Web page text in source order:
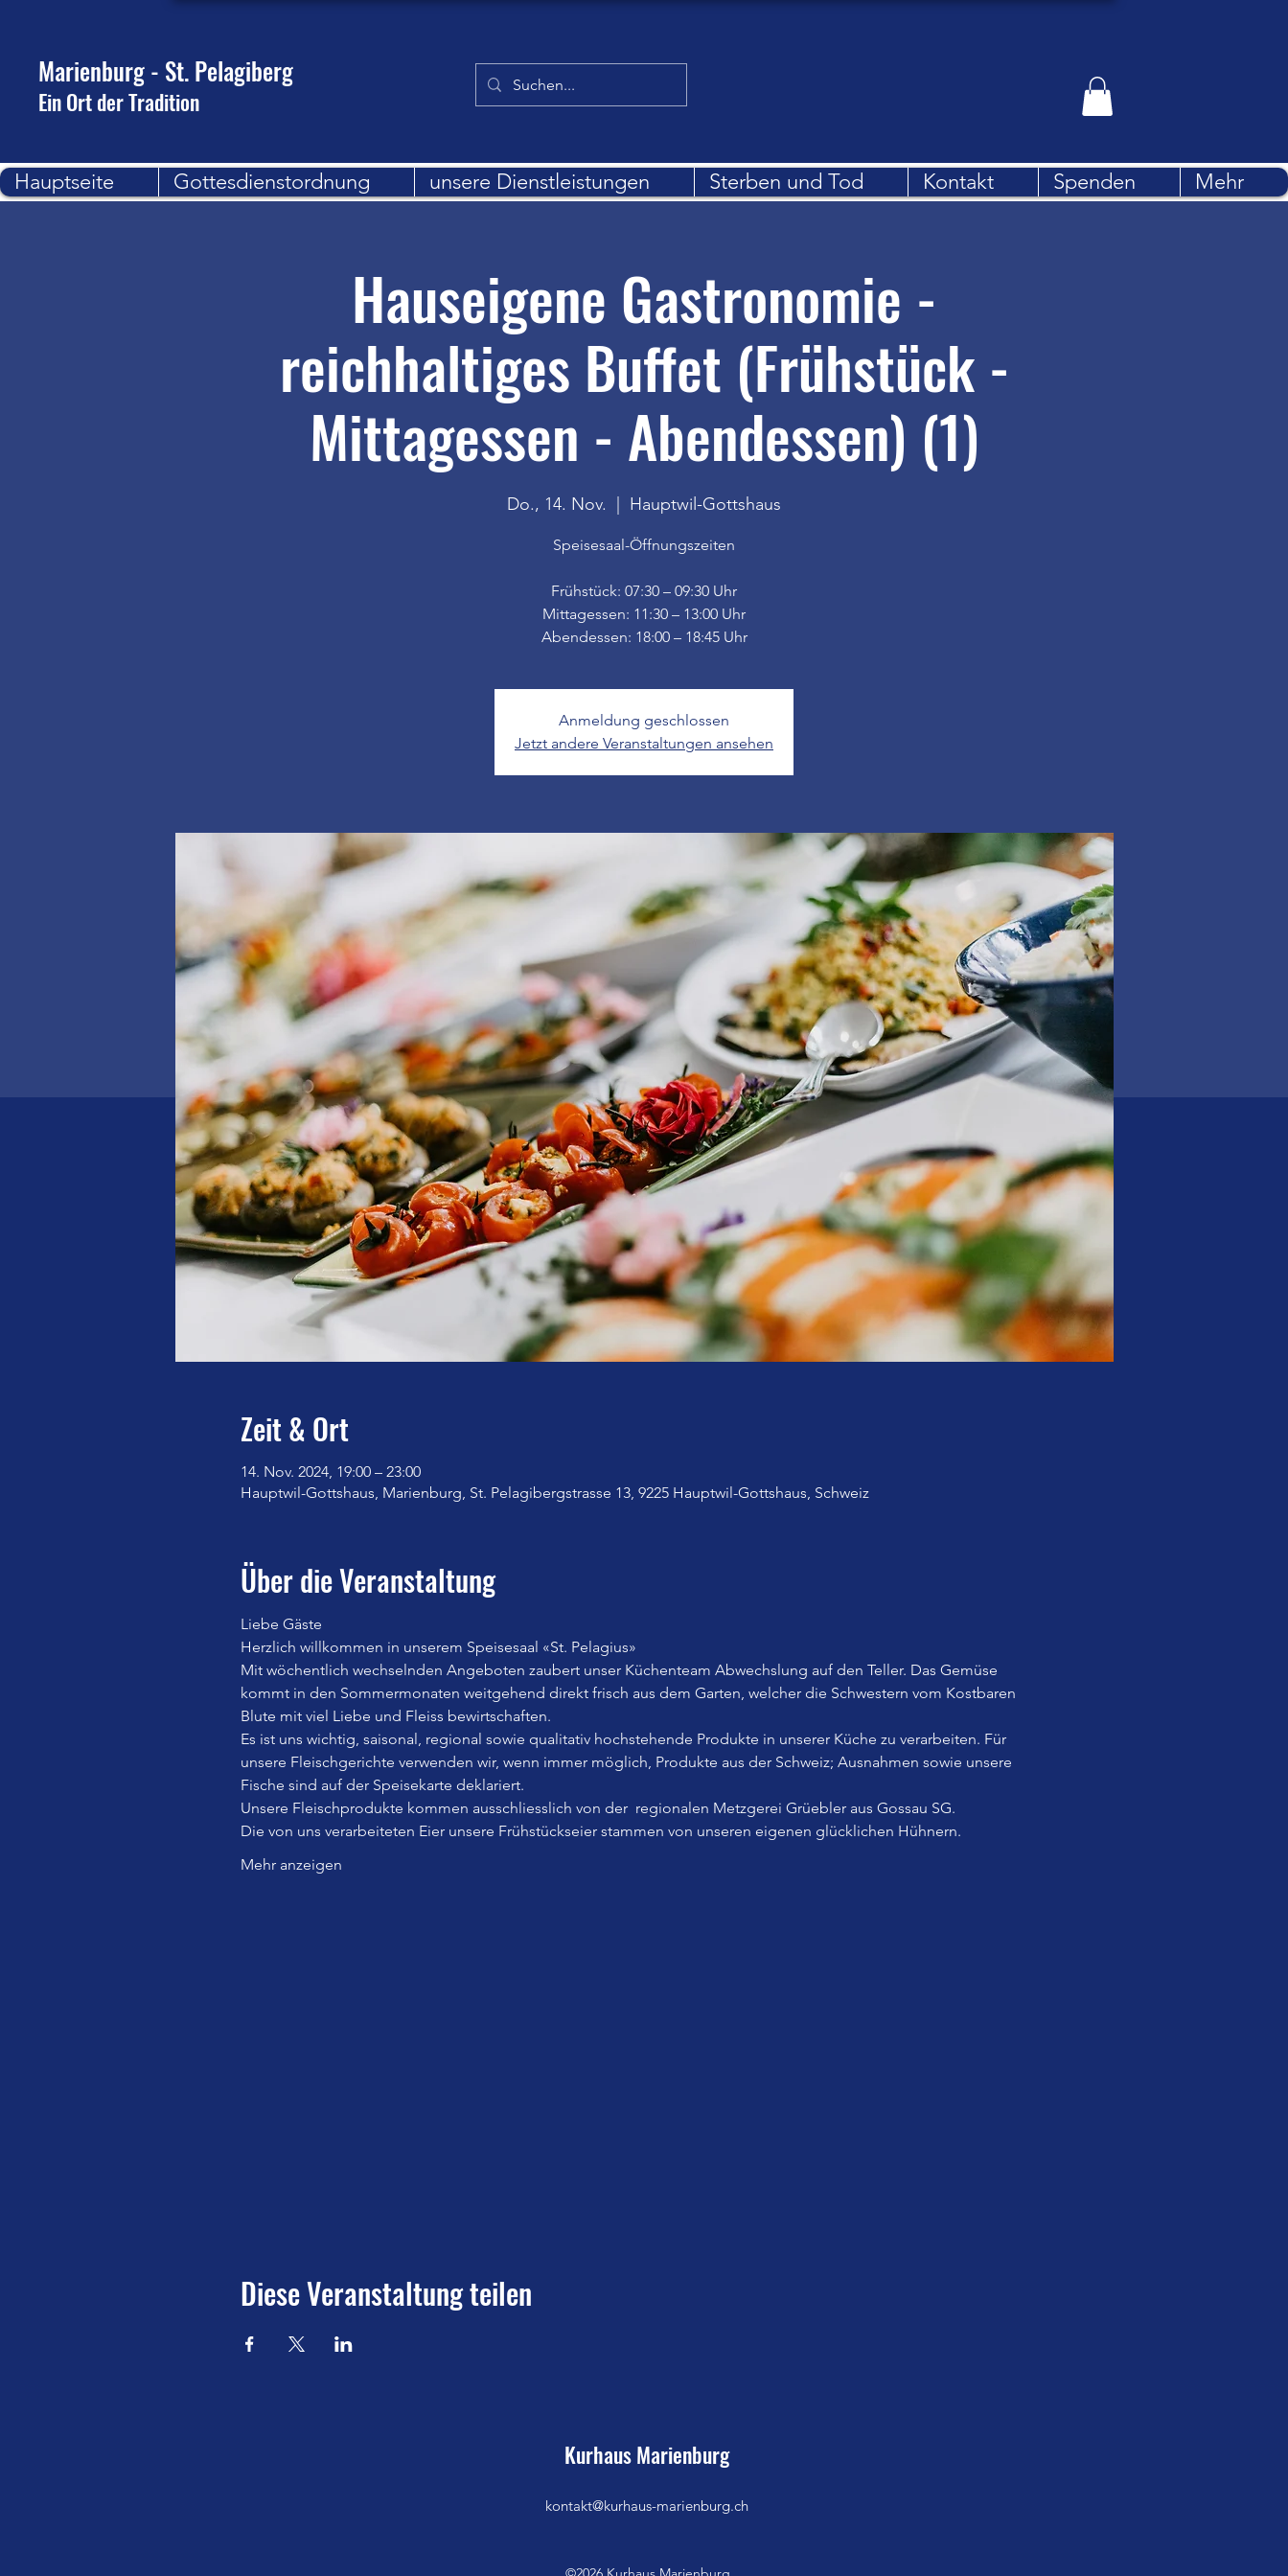
Marienburg - St. Pelagiberg
Ein Ort der Tradition
Hauptseite Gottesdienstordnung unsere Dienstleistungen Sterben und Tod Kontakt Spenden Mehr
Hauseigene Gastronomie -
reichhaltiges Buffet (Frühstück -
Mittagessen - Abendessen) (1)
Do., 14. Nov.
  |
Hauptwil-Gottshaus
Speisesaal-Öffnungszeiten
Frühstück: 07:30 – 09:30 Uhr
Mittagessen: 11:30 – 13:00 Uhr
Abendessen: 18:00 – 18:45 Uhr
Anmeldung geschlossen
Jetzt andere Veranstaltungen ansehen
Zeit & Ort
14. Nov. 2024, 19:00 – 23:00
Hauptwil-Gottshaus, Marienburg, St. Pelagibergstrasse 13, 9225 Hauptwil-Gottshaus, Schweiz
Über die Veranstaltung
Liebe Gäste
Herzlich willkommen in unserem Speisesaal «St. Pelagius»
Mit wöchentlich wechselnden Angeboten zaubert unser Küchenteam Abwechslung auf den Teller. Das Gemüse
kommt in den Sommermonaten weitgehend direkt frisch aus dem Garten, welcher die Schwestern vom Kostbaren
Blute mit viel Liebe und Fleiss bewirtschaften.
Es ist uns wichtig, saisonal, regional sowie qualitativ hochstehende Produkte in unserer Küche zu verarbeiten. Für
unsere Fleischgerichte verwenden wir, wenn immer möglich, Produkte aus der Schweiz; Ausnahmen sowie unsere
Fische sind auf der Speisekarte deklariert.
Unsere Fleischprodukte kommen ausschliesslich von der  regionalen Metzgerei Grüebler aus Gossau SG.
Die von uns verarbeiteten Eier unsere Frühstückseier stammen von unseren eigenen glücklichen Hühnern.
Mehr anzeigen
Diese Veranstaltung teilen
Kurhaus Marienburg
kontakt@kurhaus-marienburg.ch